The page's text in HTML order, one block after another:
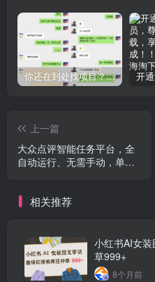
你还在到处找项目？还在当韭菜？我靠网创资源站一个月收入5万+，曾经我也是个失败者。
上一篇
大众点评智能任务平台，全
自动运行、无需手动，单价
相关推荐
小红书AI女
草999+
8个月前